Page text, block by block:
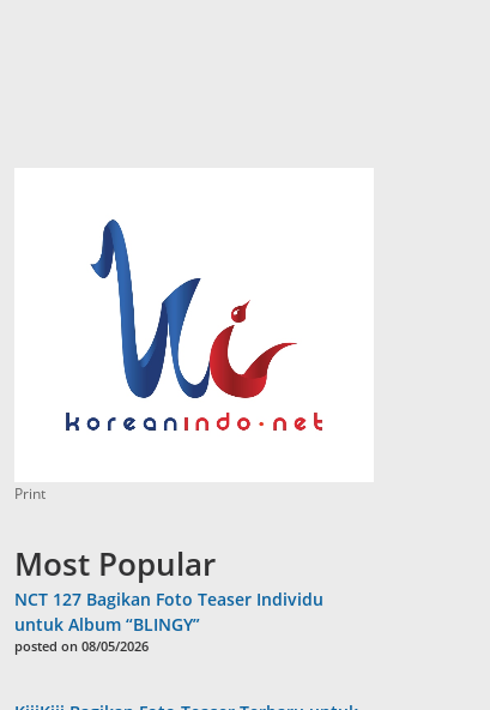
Print
Most Popular
NCT 127 Bagikan Foto Teaser Individu
untuk Album “BLINGY”
posted on 08/05/2026